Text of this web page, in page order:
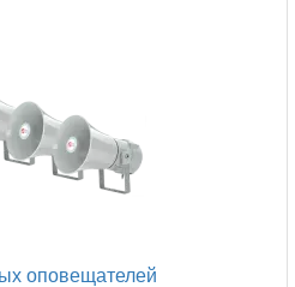
оповещателей